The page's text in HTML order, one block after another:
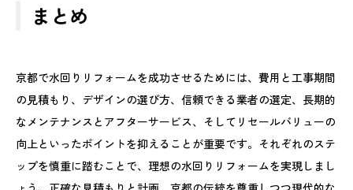
まとめ
京都で水回りリフォームを成功させるためには、費用と工事期間
の見積もり、デザインの選び方、信頼できる業者の選定、長期的
なメンテナンスとアフターサービス、そしてリセールバリューの
向上といったポイントを抑えることが重要です。それぞれのステ
ップを慎重に踏むことで、理想の水回りリフォームを実現しまし